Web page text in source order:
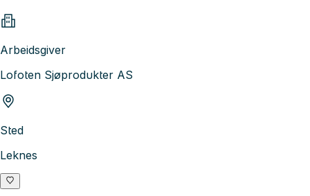
Arbeidsgiver
Lofoten Sjøprodukter AS
Sted
Leknes